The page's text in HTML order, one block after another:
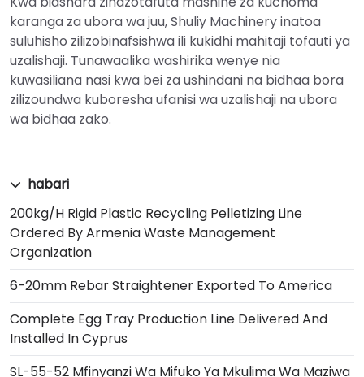
karanga za ubora wa juu, Shuliy Machinery inatoa
suluhisho zilizobinafsishwa ili kukidhi mahitaji tofauti ya
uzalishaji. Tunawaalika washirika wenye nia
kuwasiliana nasi kwa bei za ushindani na bidhaa bora
zilizoundwa kuboresha ufanisi wa uzalishaji na ubora
wa bidhaa zako.
habari
200kg/h Rigid Plastic Recycling Pelletizing Line
Ordered By Armenia Waste Management
Organization
6-20mm Rebar Straightener Exported To America
Complete Egg Tray Production Line Delivered And
Installed In Cyprus
SL-55-52 Mfinyanzi Wa Mifuko Ya Mkulima Wa Maziwa